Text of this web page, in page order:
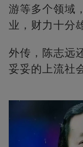
游等多个领域
业，财力十分
外传，陈志远
妥妥的上流社